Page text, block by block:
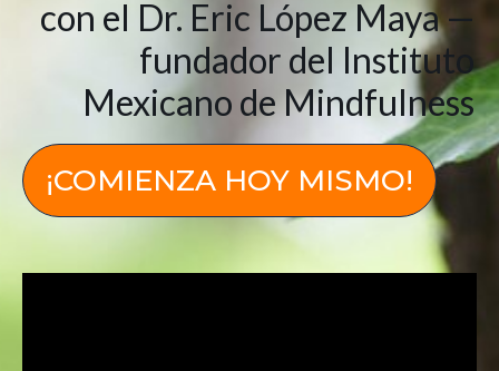
con el Dr. Eric López Maya —
fundador del Instituto
Mexicano de Mindfulness
¡COMIENZA HOY MISMO!